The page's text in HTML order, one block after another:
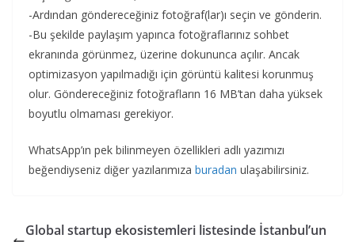
-Ardından göndereceğiniz fotoğraf(lar)ı seçin ve gönderin.
-Bu şekilde paylaşım yapınca fotoğraflarınız sohbet
ekranında görünmez, üzerine dokununca açılır. Ancak
optimizasyon yapılmadığı için görüntü kalitesi korunmuş
olur. Göndereceğiniz fotoğrafların 16 MB’tan daha yüksek
boyutlu olmaması gerekiyor.
WhatsApp’ın pek bilinmeyen özellikleri adlı yazımızı
beğendiyseniz diğer yazılarımıza buradan ulaşabilirsiniz.
Global startup ekosistemleri listesinde İstanbul’un